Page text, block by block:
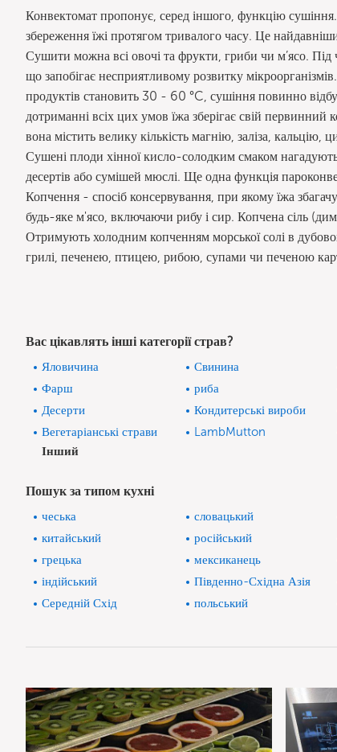
Конвектомат пропонує, серед іншого, функцію
збереження їжі протягом тривалого часу. Це
Сушити можна всі овочі та фрукти, гриби чи м’ясо. Під
що запобігає несприятливому розвитку
продуктів становить 30 - 60 °C, сушіння повинно
дотриманні всіх цих умов їжа зберігає свій первинний
вона містить велику кількість магнію, заліза,
Сушені плоди хінної кисло-солодким смаком
десертів або сумішей мюслі. Ще одна функція
Копчення - спосіб консервування, при якому їжа
будь-яке м'ясо, включаючи рибу і сир. Копчена сіль
Отримують холодним копченням морської солі в
грилі, печенею, птицею, рибою, супами чи печеною
Вас цікавлять інші категорії страв?
Яловичина Свинина
Фарш
риба
Десерти
Кондитерські вироби
Вегетаріанські страви
LambMutton
Інший
Пошук за типом кухні
чеська словацький
китайський
російський
грецька
мексиканець
індійський
Південно-Східна Азія
Середній Схід
польський